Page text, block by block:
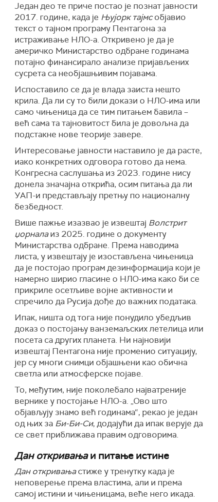
Један део те приче постао је познат јавности
2017. године, када је Њујорк тајмсобјавио
текст о тајном програму Пентагона за
истраживање НЛО-а. Откривено је да је
америчко Министарство одбране годинама
потајно финансирало анализе пријављених
сусрета са необјашњивим појавама.
Испоставило се да је влада заиста нешто
крила. Да ли су то били докази о НЛО-има или
само чињеница да се тим питањем бавила –
већ сама та тајновитост била је довољна да
подстакне нове теорије завере.
Интересовање јавности наставило је да расте,
иако конкретних одговора готово да нема.
Конгресна саслушања из 2023. године нису
донела значајна открића, осим питања да ли
УАП-и представљају претњу по националну
безбедност.
Више пажње изазвао је извештај Волстрит
џорналаиз 2025. године о документу
Министарства одбране. Према наводима
листа, у извештају је изостављена чињеница
да је постојао програм дезинформација који је
намерно ширио гласине о НЛО-има како би се
прикриле осетљиве војне активности и
спречило да Русија дође до важних података.
Ипак, ништа од тога није понудило убедљив
доказ о постојању ванземаљских летелица или
посета са других планета. Ни најновији
извештај Пентагона није променио ситуацију,
јер су многи снимци објашњени као обична
светла или атмосферске појаве.
То, међутим, није поколебало најватреније
вернике у постојање НЛО-а. „Ово што
објављују знамо већ годинама“, рекао је један
од њих за Би-Би-Си, додајући да ипак верује да
се свет приближава правим одговорима.
Дан откривањаи питање истине
Дан откривањастиже у тренутку када је
неповерење према властима, али и према
самој истини и чињеницама, веће него икада.